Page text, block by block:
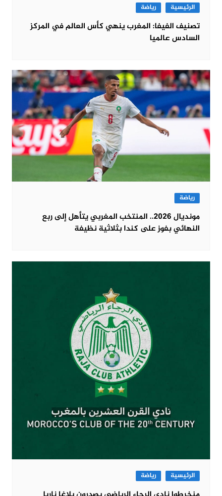
الرئيسية رياضة
تصنيف الفيفا: المغرب ينهي كأس العالم في المركز
السادس عالميا
رياضة
مونديال 2026.. المنتخب المغربي يتأهل إلى ربع
النهائي بفوز على كندا بثلاثية نظيفة
الرئيسية رياضة